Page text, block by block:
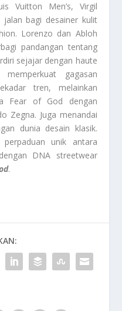
Vuitton Men’s, Virgil
bagi desainer kulit
Lorenzo dan Abloh
pandangan tentang
sejajar dengan haute
gagasan
tren, melainkan
Fear of God dengan
Zegna. Juga menandai
dunia desain klasik.
perpaduan unik antara
DNA streetwear
.